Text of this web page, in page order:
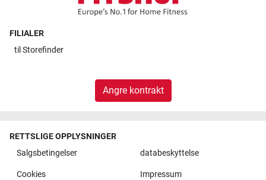
FILIALER
til Storefinder
Angre kontrakt
RETTSLIGE OPPLYSNINGER
Salgsbetingelser
databeskyttelse
Cookies Impressum